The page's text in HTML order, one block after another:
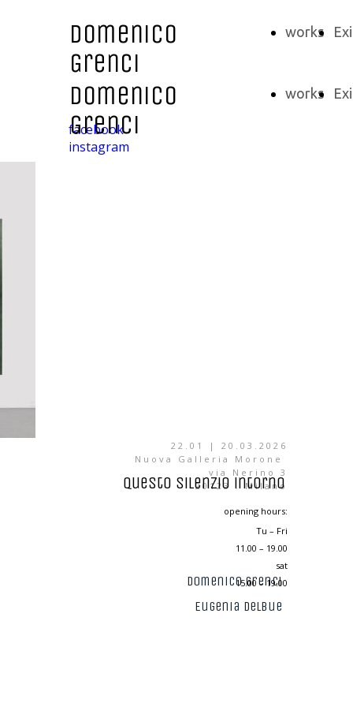
Domenico
Grenci
works
facebook
instagram
Domenico
Grenci
works
questo silenzio intorno
Domenico Grenci
Eugenia Delbue
22.01 | 20.03.2026
Nuova Galleria Morone
via Nerino 3
20123 . Milano
opening hours:
Tu – Fri
11.00 – 19.00
sat
15.00 – 19.00